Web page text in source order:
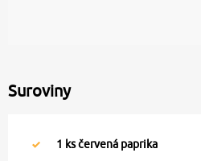
Suroviny
1 ks červená paprika